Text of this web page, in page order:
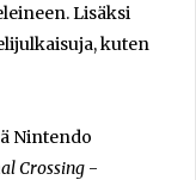
Lisäksi
kuten
Nintendo
Crossing -